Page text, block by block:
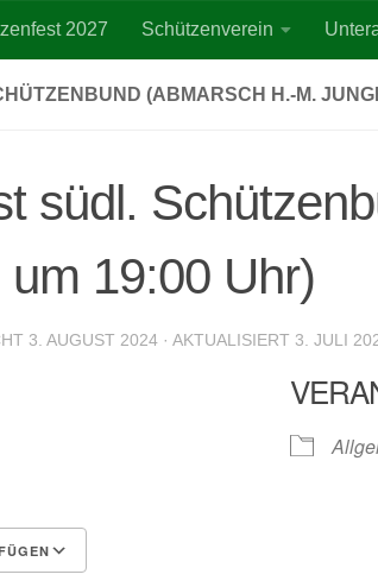
2027 Schützenverein
(ABMARSCH H.-M.
südl.
19:00 Uhr)
3. AUGUST 2024 · AKTUALISIERT 3. JULI